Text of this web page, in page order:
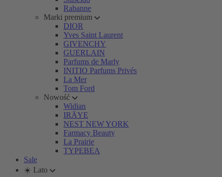
Rabanne
Marki premium
DIOR
Yves Saint Laurent
GIVENCHY
GUERLAIN
Parfums de Marly
INITIO Parfums Privés
La Mer
Tom Ford
Nowość
Widian
IRÄYE
NEST NEW YORK
Farmacy Beauty
La Prairie
TYPEBEA
Sale
☀️ Lato